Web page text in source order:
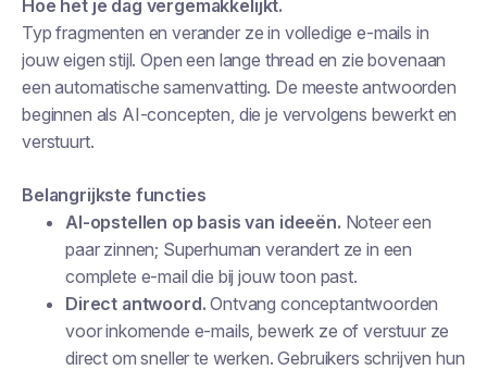
Hoe het je dag vergemakkelijkt.
Typ fragmenten en verander ze in volledige e-mails in
jouw eigen stijl. Open een lange thread en zie bovenaan
een automatische samenvatting. De meeste antwoorden
beginnen als AI-concepten, die je vervolgens bewerkt en
verstuurt.
Belangrijkste functies
AI-opstellen op basis van ideeën. Noteer een
paar zinnen; Superhuman verandert ze in een
complete e-mail die bij jouw toon past.
Direct antwoord. Ontvang conceptantwoorden
voor inkomende e-mails, bewerk ze of verstuur ze
direct om sneller te werken. Gebruikers schrijven hun